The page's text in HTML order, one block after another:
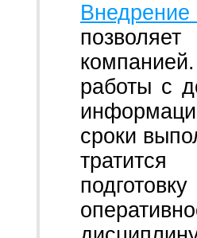
работы с
сроки
тратится